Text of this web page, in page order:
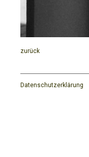
zurück
Datenschutzerklärung